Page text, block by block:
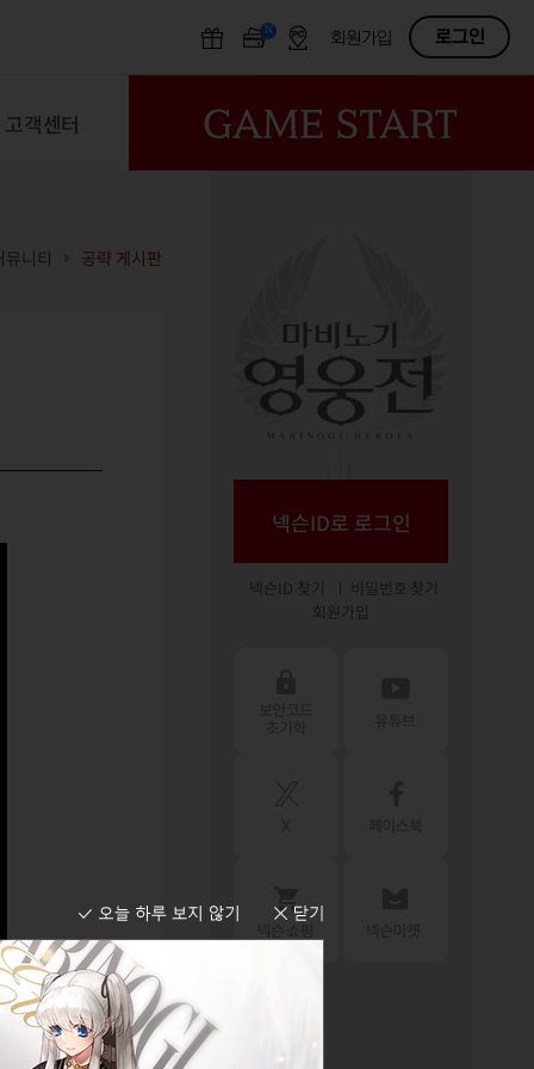
N OFF회원가입 로그인
고객센터
뮤니티 공략 게시판
넥슨ID로 로그인
넥슨ID 찾기
비밀번호 찾기
회원가입